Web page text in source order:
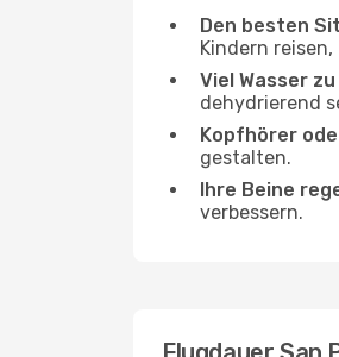
Den besten
Kindern
Viel Wasser
dehydrierend
Kopfhörer
gestalten.
Ihre Beine
verbessern.